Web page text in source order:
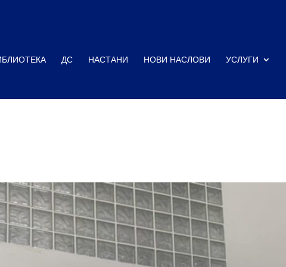
ДС НАСТАНИ НОВИ НАСЛОВИ УСЛУГИ